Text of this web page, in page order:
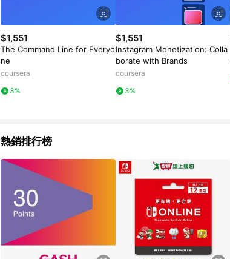
$1,551
The Command Line for Everyo
ne
coursera
3%
$1,551
Instagram Monetization: Colla
borate with Brands
coursera
3%
熱銷排行榜